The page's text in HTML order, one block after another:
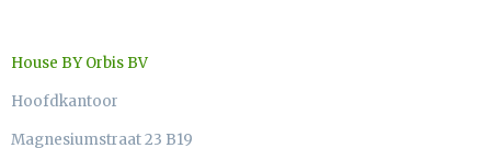
House BY Orbis BV
Hoofdkantoor
Magnesiumstraat 23 B19